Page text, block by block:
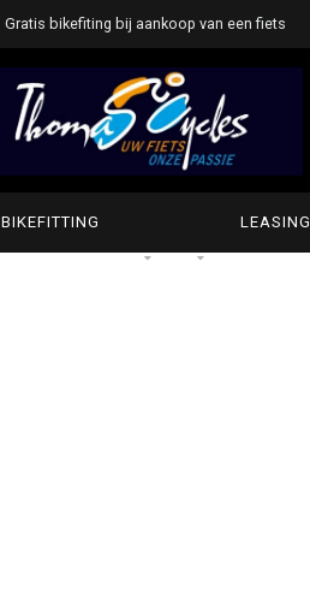
Gratis bikefiting bij aankoop van een fiets
BIKEFITTING LEASING